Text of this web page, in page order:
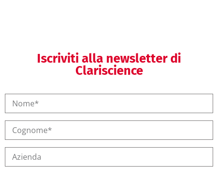
Iscriviti alla newsletter di
Clariscience